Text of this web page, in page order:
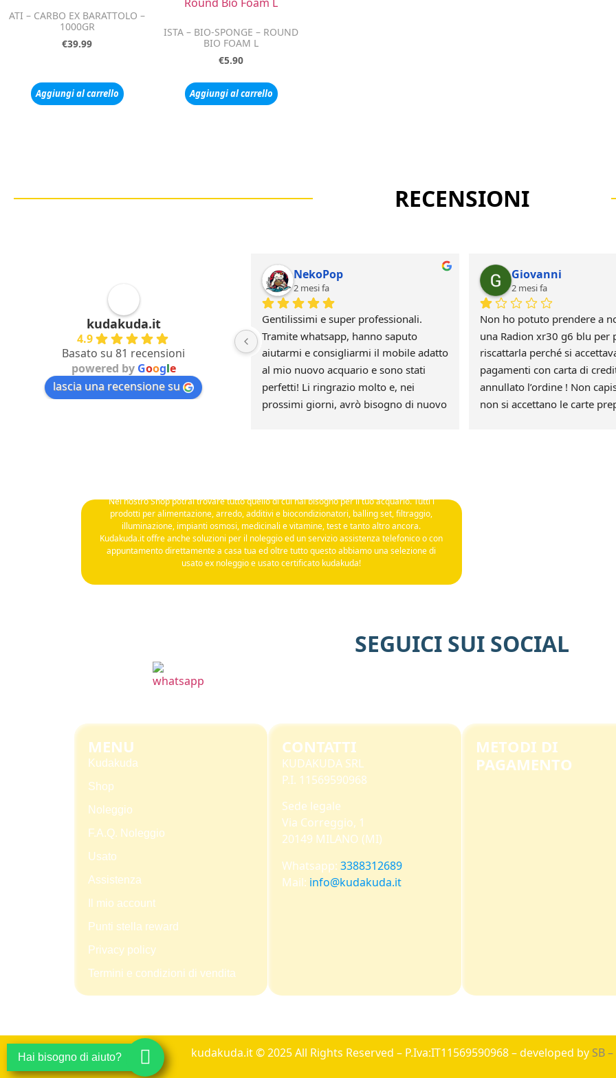
ATI – CARBO EX BARATTOLO –
1000GR
€39.99
Aggiungi al carrello
ISTA – BIO-SPONGE – ROUND
BIO FOAM L
€5.90
Aggiungi al carrello
RECENSIONI
kudakuda.it
4.9
Basato su 81 recensioni
powered by Google
lascia una recensione su
NekoPop
2 mesi fa
Gentilissimi e super professionali.
Tramite whatsapp, hanno saputo
aiutarmi e consigliarmi il mobile adatto
al mio nuovo acquario e sono stati
perfetti! Li ringrazio molto e, nei
prossimi giorni, avrò bisogno di nuovo
Giovanni
2 mesi fa
Non ho potuto prendere a
una Radion xr30 g6 blu per
riscattarla perché si
pagamenti con carta di
annullato l’ordine ! Non
non si accettano le carte
Nel nostro Shop potrai trovare tutto quello di cui hai bisogno per il tuo acquario. Tutti i
prodotti per alimentazione, arredo, additivi e biocondizionatori, balling set, filtraggio,
illuminazione, impianti osmosi, medicinali e vitamine, test e tanto altro ancora.
Kudakuda.it offre anche soluzioni per il noleggio ed un servizio assistenza telefonico o con
appuntamento direttamente a casa tua ed oltre tutto questo abbiamo una selezione di
usato ex noleggio e usato certificato kudakuda!
SEGUICI SUI SOCIAL
MENU
Kudakuda
Shop
Noleggio
F.A.Q. Noleggio
Usato
Assistenza
Il mio account
Punti stella reward
Privacy policy
Termini e condizioni di vendita
CONTATTI
KUDAKUDA SRL
P.I. 11569590968
Sede legale
Via Correggio, 1
20149 MILANO (MI)
Whatsapp: 3388312689
Mail: info@kudakuda.it
METODI DI
PAGAMENTO
kudakuda.it © 2025 All Rights Reserved – P.Iva:IT11569590968 – developed by SB
Hai bisogno di aiuto?